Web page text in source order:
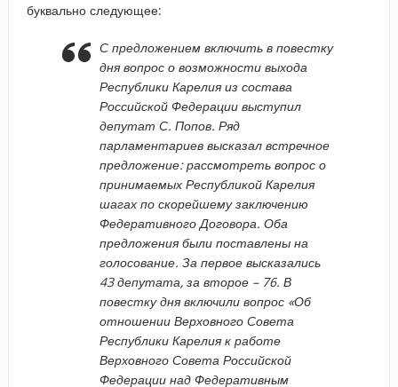
буквально следующее:
С предложением включить в повестку
дня вопрос о возможности выхода
Республики Карелия из состава
Российской Федерации выступил
депутат С. Попов. Ряд
парламентариев высказал встречное
предложение: рассмотреть вопрос о
принимаемых Республикой Карелия
шагах по скорейшему заключению
Федеративного Договора. Оба
предложения были поставлены на
голосование. За первое высказались
43 депутата, за второе – 76. В
повестку дня включили вопрос «Об
отношении Верховного Совета
Республики Карелия к работе
Верховного Совета Российской
Федерации над Федеративным